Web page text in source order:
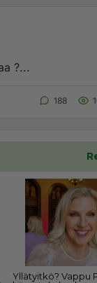
?...
188